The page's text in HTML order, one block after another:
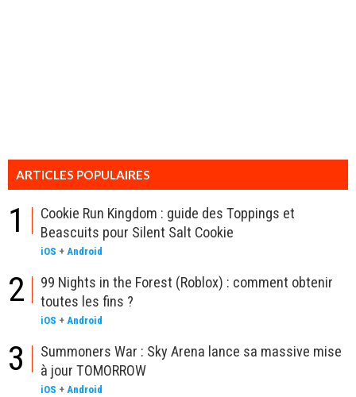
ARTICLES POPULAIRES
1
Cookie Run Kingdom : guide des Toppings et
Beascuits pour Silent Salt Cookie
iOS + Android
2
99 Nights in the Forest (Roblox) : comment obtenir
toutes les fins ?
iOS + Android
3
Summoners War : Sky Arena lance sa massive mise
à jour TOMORROW
iOS + Android